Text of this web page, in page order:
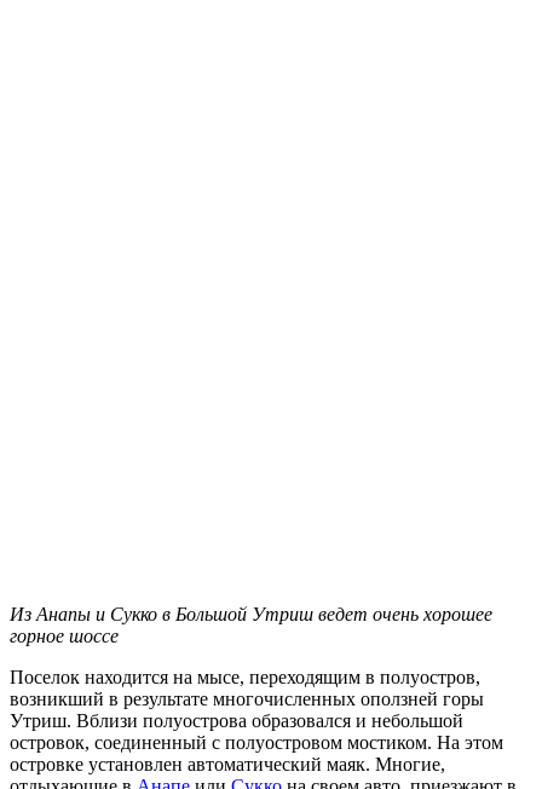
Из Анапы и Сукко в Большой Утриш ведет очень хорошее
горное шоссе
Поселок находится на мысе, переходящим в полуостров,
возникший в результате многочисленных оползней горы
Утриш. Вблизи полуострова образовался и небольшой
островок, соединенный с полуостровом мостиком. На этом
островке установлен автоматический маяк. Многие,